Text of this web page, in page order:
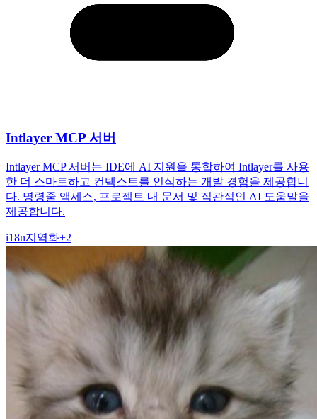
Intlayer MCP 서버
Intlayer MCP 서버는 IDE에 AI 지원을 통합하여 Intlayer를 사용
한 더 스마트하고 컨텍스트를 인식하는 개발 경험을 제공합니
다. 명령줄 액세스, 프로젝트 내 문서 및 직관적인 AI 도움말을
제공합니다.
i18n지역화+2